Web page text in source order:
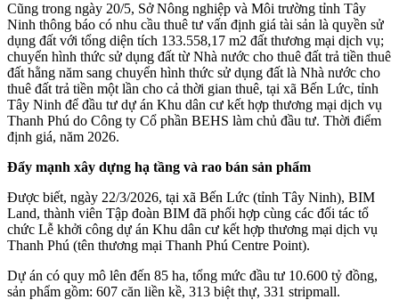
Cũng trong ngày 20/5, Sở Nông nghiệp và Môi trường tỉnh Tây
Ninh thông báo có nhu cầu thuê tư vấn định giá tài sản là quyền sử
dụng đất với tổng diện tích 133.558,17 m2 đất thương mại dịch vụ;
chuyển hình thức sử dụng đất từ Nhà nước cho thuê đất trả tiền thuê
đất hằng năm sang chuyển hình thức sử dụng đất là Nhà nước cho
thuê đất trả tiền một lần cho cả thời gian thuê, tại xã Bến Lức, tỉnh
Tây Ninh để đầu tư dự án Khu dân cư kết hợp thương mại dịch vụ
Thanh Phú do Công ty Cổ phần BEHS làm chủ đầu tư. Thời điểm
định giá, năm 2026.
Đẩy mạnh xây dựng hạ tầng và rao bán sản phẩm
Được biết, ngày 22/3/2026, tại xã Bến Lức (tỉnh Tây Ninh), BIM
Land, thành viên Tập đoàn BIM đã phối hợp cùng các đối tác tổ
chức Lễ khởi công dự án Khu dân cư kết hợp thương mại dịch vụ
Thanh Phú (tên thương mại Thanh Phú Centre Point).
Dự án có quy mô lên đến 85 ha, tổng mức đầu tư 10.600 tỷ đồng,
sản phẩm gồm: 607 căn liền kề, 313 biệt thự, 331 stripmall.